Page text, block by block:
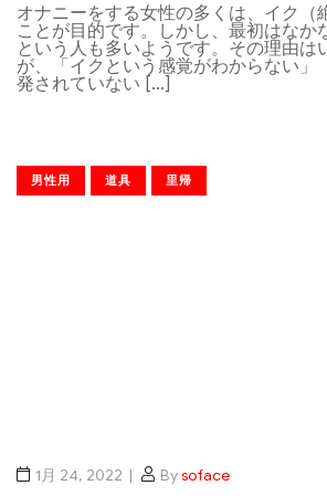
オナニーをする女性の多くは、イク（
ことが目的です。しかし、最初はなか
という人も多いようです。その理由は
が、「イクという感覚がわからない」
発されていない […]
男性用 道具 里帰
1月 24, 2022 Bysoface